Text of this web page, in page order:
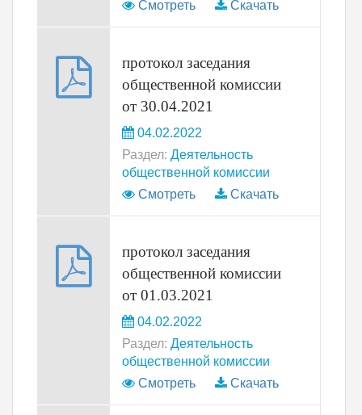
Смотреть Скачать
протокол заседания
общественной комиссии
от 30.04.2021
04.02.2022
Раздел: Деятельность
общественной комиссии
Смотреть
Скачать
протокол заседания
общественной комиссии
от 01.03.2021
04.02.2022
Раздел: Деятельность
общественной комиссии
Смотреть
Скачать